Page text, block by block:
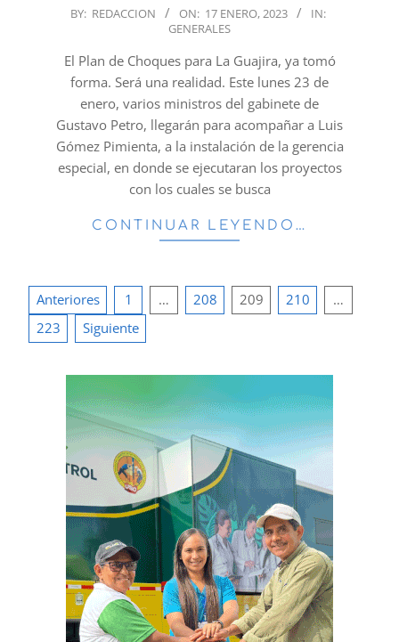
2023-
17
BY: REDACCION ON: 17 ENERO, 2023
IN:
GENERALES
El Plan de Choques para La Guajira, ya tomó
forma. Será una realidad. Este lunes 23 de
enero, varios ministros del gabinete de
Gustavo Petro, llegarán para acompañar a Luis
Gómez Pimienta, a la instalación de la gerencia
especial, en donde se ejecutaran los proyectos
con los cuales se busca
CONTINUAR LEYENDO…
Paginación
de
Anteriores 1 … 208 209 210
…
223
Siguiente